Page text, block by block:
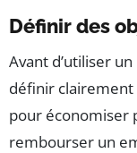
Définir des
Avant d’utiliser
définir clairement
pour économiser
rembourser un